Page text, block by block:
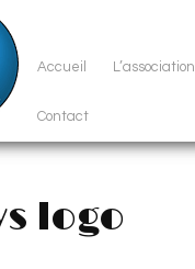
Accueil L’association
Contact
logo